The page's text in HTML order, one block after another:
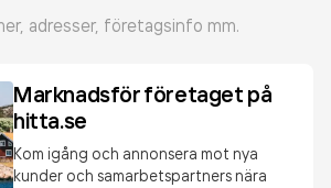
adresser, företagsinfo mm.
Marknadsför företaget på
hitta.se
Kom igång och annonsera mot nya
kunder och samarbetspartners nära